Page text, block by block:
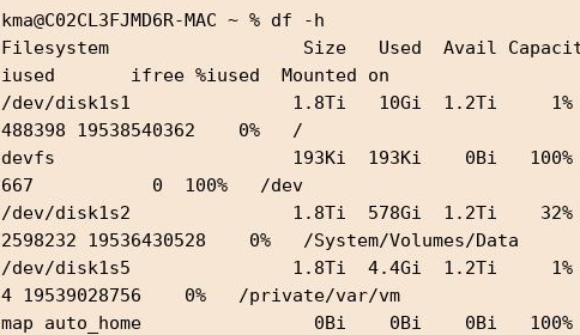
kma@C02CL3FJMD6R-MAC ~ % df -h
Filesystem                  Size   Used  Avail
iused       ifree %iused  Mounted on
/dev/disk1s1               1.8Ti   10Gi  1.2Ti     1%
488398 19538540362    0%   /
devfs                      193Ki  193Ki    0Bi   100%
667           0  100%   /dev
/dev/disk1s2               1.8Ti  578Gi  1.2Ti    32%
2598232 19536430528    0%   /System/Volumes/Data
/dev/disk1s5               1.8Ti  4.4Gi  1.2Ti     1%
4 19539028756    0%   /private/var/vm
map auto_home                0Bi    0Bi    0Bi   100%